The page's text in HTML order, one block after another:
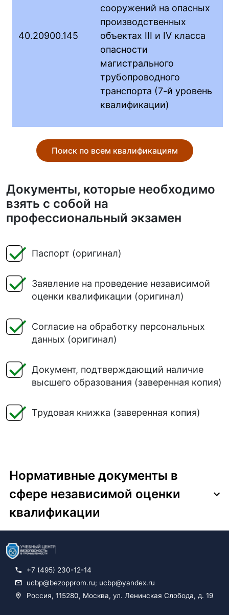
40.20900.145
сооружений на опасных
производственных
объектах III и IV класса
опасности
магистрального
трубопроводного
транспорта (7-й уровень
квалификации)
Поиск по всем квалификациям
Документы, которые необходимо
взять с собой на
профессиональный экзамен
Паспорт (оригинал)
Заявление на проведение независимой
оценки квалификации (оригинал)
Согласие на обработку персональных
данных (оригинал)
Документ, подтверждающий наличие
высшего образования (заверенная копия)
Трудовая книжка (заверенная копия)
Нормативные документы в
сфере независимой оценки
квалификации
Приказ Минтруда России от
14.04.2025 N 226н "Об утверждении
профессионального стандарта
"Специалист в сфере промышленной
безопасности"
+7 (495) 230-12-14
ucbp@bezopprom.ru; ucbp@yandex.ru
Россия, 115280, Москва, ул. Ленинская Слобода, д. 19